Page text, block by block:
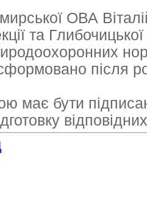
ОВА
та
після
має бути